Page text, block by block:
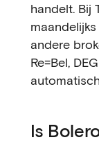
handelt. Bij
andere
Re=Bel,
Is